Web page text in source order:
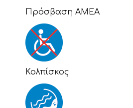
Πρόσβαση ΑΜΕΑ
Κολπίσκος